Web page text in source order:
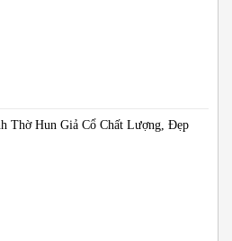
Thờ Hun Giả Cổ Chất Lượng, Đẹp